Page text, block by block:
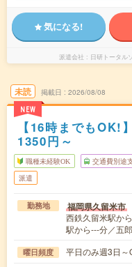
気になる!
派遣会社 日研トータル
未読
NEW
掲載日 2026/08/08
【16時までもOK!
1350円～
職種未経験OK 交通費別途
派遣
勤務地 福岡県久留米市
西鉄久留米駅か
駅から---分／五
曜日頻度 平日のみ週3日～